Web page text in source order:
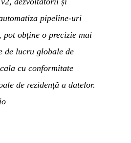
pipeline-uri
pot obține o precizie mai
de lucru globale de
cu conformitate
de rezidență a datelor.